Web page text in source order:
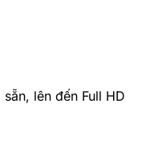
lên đến Full HD